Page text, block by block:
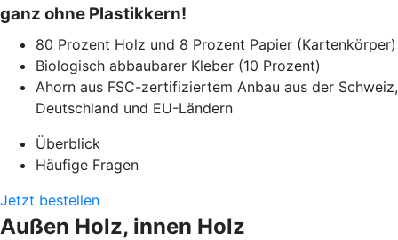
ganz ohne Plastikkern!
80 Prozent Holz und 8 Prozent Papier (Kartenkörper)
Biologisch abbaubarer Kleber (10 Prozent)
Ahorn aus FSC-zertifiziertem Anbau aus der Schweiz,
Deutschland und EU-Ländern
Überblick
Häufige Fragen
Jetzt bestellen
Außen Holz, innen Holz